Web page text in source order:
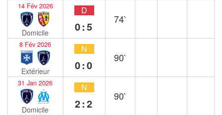
14 Fév 2026
Domicile
D
0:5
74`
8 Fév 2026
Extérieur
N
0:0
90`
31 Jan 2026
Domicile
N
2:2
90`